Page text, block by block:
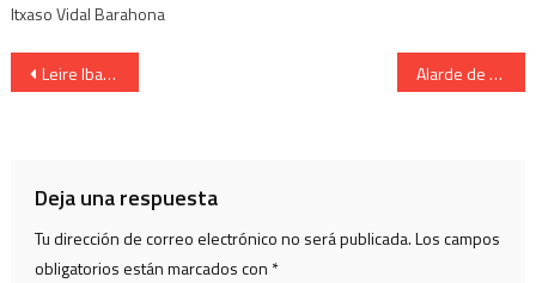
Itxaso Vidal Barahona
Navegación
Leire Ibargoyen Cantinera de Lapice en el monte. Año 2005 Alarde de Hondarribia. Burgomaestre Melchor Sagarzazu Otegui
Deja una respuesta
Tu dirección de correo electrónico no será publicada.Los campos
obligatorios están marcados con *